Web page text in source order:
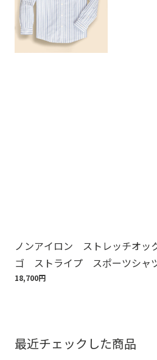
ノンアイロン ストレッチオッ
ゴ ストライプ スポーツシャ
18,700円
最近チェックした商品